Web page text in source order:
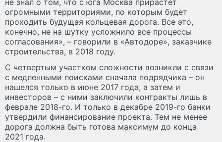
огромными территориями, по которым будет
проходить будущая кольцевая дорога. Все это,
конечно, не на шутку усложнило все процессы
согласования», – говорили в «Автодоре», заказчике
строительства, в 2018 году.
С четвертым участком сложности возникли с связи
с медленными поисками сначала подрядчика – он
нашелся только в июне 2017 года, а затем и
инвесторов – с ними заключили контракты лишь в
феврале 2018-го. И только в декабре 2019-го банки
утвердили финансирование проекта. Тем не менее
дорога должна быть готова максимум до конца
2021 года.